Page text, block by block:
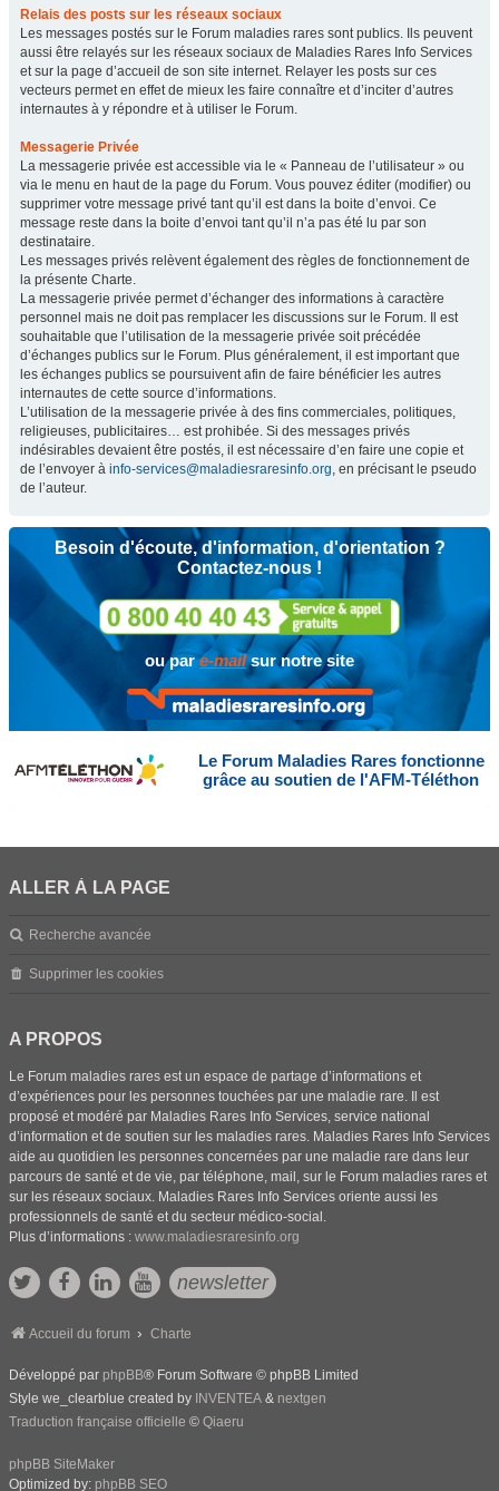
Relais des posts sur les réseaux sociaux
Les messages postés sur le Forum maladies rares sont publics. Ils peuvent
aussi être relayés sur les réseaux sociaux de Maladies Rares Info Services
et sur la page d’accueil de son site internet. Relayer les posts sur ces
vecteurs permet en effet de mieux les faire connaître et d’inciter d’autres
internautes à y répondre et à utiliser le Forum.
Messagerie Privée
La messagerie privée est accessible via le « Panneau de l’utilisateur » ou
via le menu en haut de la page du Forum. Vous pouvez éditer (modifier) ou
supprimer votre message privé tant qu’il est dans la boite d’envoi. Ce
message reste dans la boite d’envoi tant qu’il n’a pas été lu par son
destinataire.
Les messages privés relèvent également des règles de fonctionnement de
la présente Charte.
La messagerie privée permet d’échanger des informations à caractère
personnel mais ne doit pas remplacer les discussions sur le Forum. Il est
souhaitable que l’utilisation de la messagerie privée soit précédée
d’échanges publics sur le Forum. Plus généralement, il est important que
les échanges publics se poursuivent afin de faire bénéficier les autres
internautes de cette source d’informations.
L’utilisation de la messagerie privée à des fins commerciales, politiques,
religieuses, publicitaires… est prohibée. Si des messages privés
indésirables devaient être postés, il est nécessaire d’en faire une copie et
de l’envoyer à info-services@maladiesraresinfo.org, en précisant le pseudo
de l’auteur.
Besoin d'écoute, d'information, d'orientation ?
Contactez-nous !
ou pare-mailsur notre site
Le Forum Maladies Rares fonctionne
grâce au soutien de l'AFM-Téléthon
ALLER À LA PAGE
Recherche avancée
Supprimer les cookies
A PROPOS
Le Forum maladies rares est un espace de partage d’informations et
d’expériences pour les personnes touchées par une maladie rare. Il est
proposé et modéré par Maladies Rares Info Services, service national
d’information et de soutien sur les maladies rares. Maladies Rares Info Services
aide au quotidien les personnes concernées par une maladie rare dans leur
parcours de santé et de vie, par téléphone, mail, sur le Forum maladies rares et
sur les réseaux sociaux. Maladies Rares Info Services oriente aussi les
professionnels de santé et du secteur médico-social.
Plus d’informations : www.maladiesraresinfo.org
newsletter
Accueil du forum Charte
Développé par phpBB® Forum Software © phpBB Limited
Style we_clearblue created by INVENTEA & nextgen
Traduction française officielle © Qiaeru
phpBB SiteMaker
Optimized by: phpBB SEO